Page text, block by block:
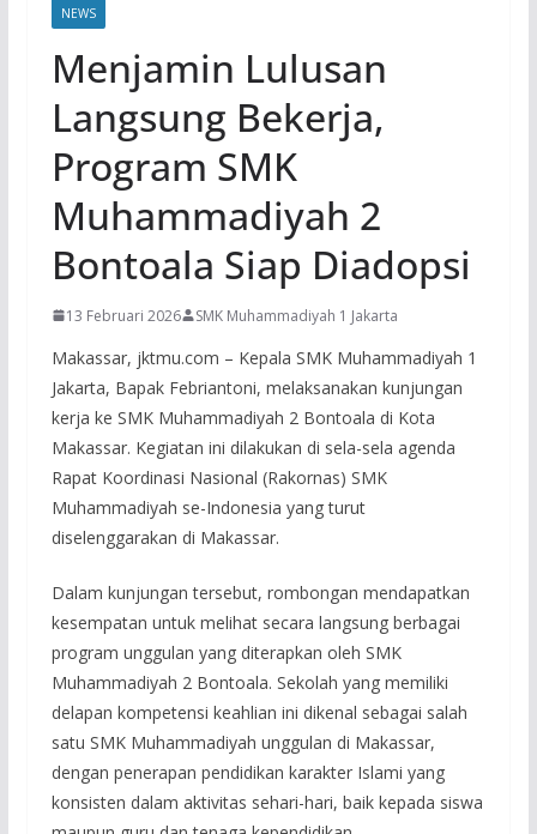
NEWS
Menjamin Lulusan
Langsung Bekerja,
Program SMK
Muhammadiyah 2
Bontoala Siap Diadopsi
13 Februari 2026 SMK Muhammadiyah 1 Jakarta
Makassar, jktmu.com – Kepala SMK Muhammadiyah 1
Jakarta, Bapak Febriantoni, melaksanakan kunjungan
kerja ke SMK Muhammadiyah 2 Bontoala di Kota
Makassar. Kegiatan ini dilakukan di sela-sela agenda
Rapat Koordinasi Nasional (Rakornas) SMK
Muhammadiyah se-Indonesia yang turut
diselenggarakan di Makassar.
Dalam kunjungan tersebut, rombongan mendapatkan
kesempatan untuk melihat secara langsung berbagai
program unggulan yang diterapkan oleh SMK
Muhammadiyah 2 Bontoala. Sekolah yang memiliki
delapan kompetensi keahlian ini dikenal sebagai salah
satu SMK Muhammadiyah unggulan di Makassar,
dengan penerapan pendidikan karakter Islami yang
konsisten dalam aktivitas sehari-hari, baik kepada siswa